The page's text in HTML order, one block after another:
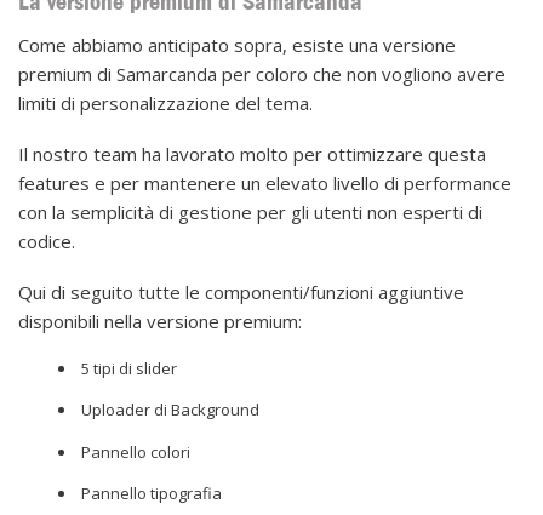
Come abbiamo anticipato sopra, esiste una versione
premium di Samarcanda per coloro che non vogliono avere
limiti di personalizzazione del tema.
Il nostro team ha lavorato molto per ottimizzare questa
features e per mantenere un elevato livello di performance
con la semplicità di gestione per gli utenti non esperti di
codice.
Qui di seguito tutte le componenti/funzioni aggiuntive
disponibili nella versione premium:
5 tipi di slider
Uploader di Background
Pannello colori
Pannello tipografia